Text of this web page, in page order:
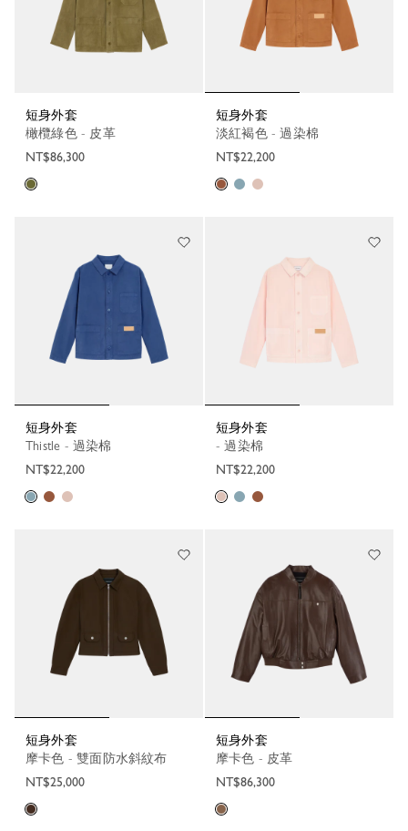
短身外套
橄欖綠色 - 皮革
NT$86,300
短身外套
淡紅褐色 - 過染棉
NT$22,200
短身外套
Thistle - 過染棉
NT$22,200
短身外套
- 過染棉
NT$22,200
短身外套
摩卡色 - 雙面防水斜紋布
NT$25,000
短身外套
摩卡色 - 皮革
NT$86,300